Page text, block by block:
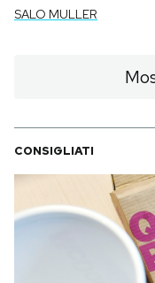
SALO MULLER
CONSIGLIATI